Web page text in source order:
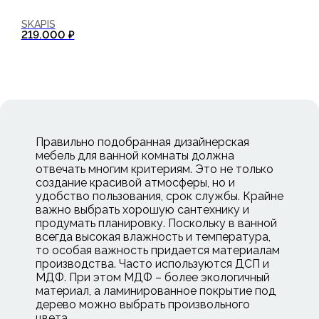
SKAPIS
219.000 ₽
Правильно подобранная дизайнерская
мебель для ванной комнаты должна
отвечать многим критериям. Это не только
создание красивой атмосферы, но и
удобство пользования, срок службы. Крайне
важно выбрать хорошую сантехнику и
продумать планировку. Поскольку в ванной
всегда высокая влажность и температура,
то особая важность придается материалам
производства. Часто используются ДСП и
МДФ. При этом МДФ – более экологичный
материал, а ламинированное покрытие под
дерево можно выбрать произвольного